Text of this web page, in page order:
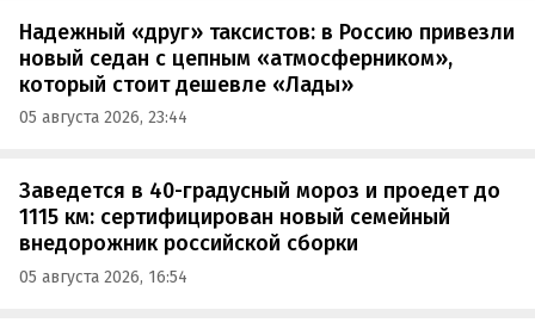
Надежный «друг» таксистов: в Россию привезли
новый седан с цепным «атмосферником»,
который стоит дешевле «Лады»
05 августа 2026, 23:44
Заведется в 40-градусный мороз и проедет до
1115 км: сертифицирован новый семейный
внедорожник российской сборки
05 августа 2026, 16:54